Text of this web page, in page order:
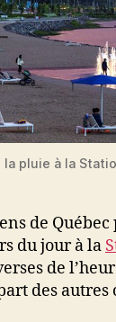
la pluie à la
de
du jour à la
de
des autres